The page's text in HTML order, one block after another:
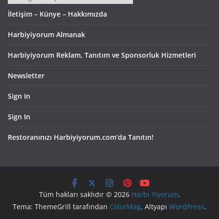
İletişim – Künye – Hakkımızda
Harbiyiyorum Almanak
Harbiyiyorum Reklam, Tanıtım ve Sponsorluk Hizmetleri
Newsletter
Sign In
Sign In
Restoranınızı Harbiyiyorum.com’da Tanıtın!
Tüm hakları saklıdır © 2026 Harbi Yiyorum.
Tema: ThemeGrill tarafından ColorMag. Altyapı WordPress.